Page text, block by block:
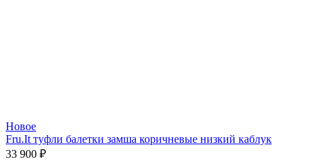
Новое
Fru.It туфли балетки замша коричневые низкий каблук
33 900 ₽